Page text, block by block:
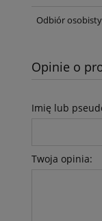
Odbiór osobisty
Opinie o
Imię lub
Twoja opinia: